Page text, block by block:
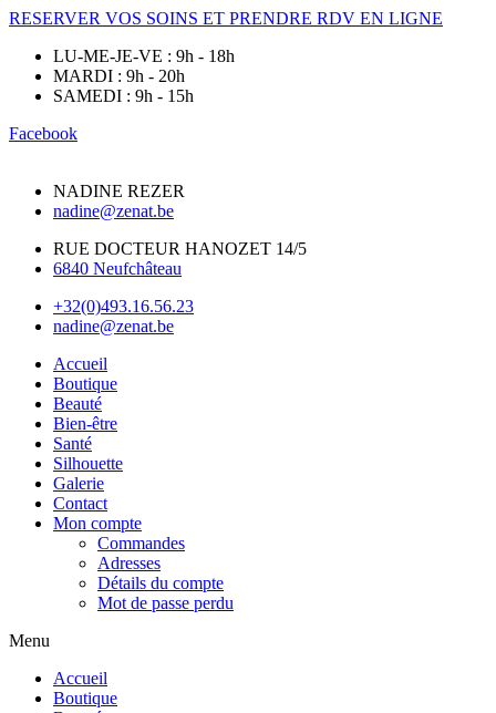
RESERVER VOS SOINS ET PRENDRE RDV EN LIGNE
LU-ME-JE-VE : 9h - 18h
MARDI : 9h - 20h
SAMEDI : 9h - 15h
Facebook
NADINE REZER
nadine@zenat.be
RUE DOCTEUR HANOZET 14/5
6840 Neufchâteau
+32(0)493.16.56.23
nadine@zenat.be
Accueil
Boutique
Beauté
Bien-être
Santé
Silhouette
Galerie
Contact
Mon compte
Commandes
Adresses
Détails du compte
Mot de passe perdu
Menu
Accueil
Boutique